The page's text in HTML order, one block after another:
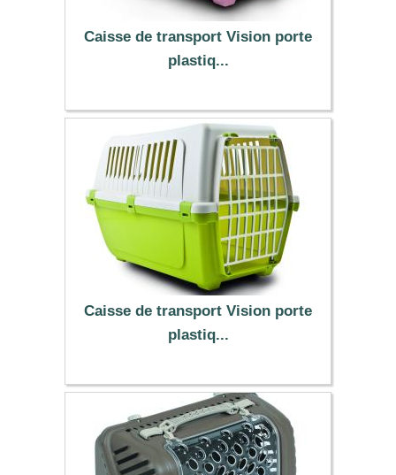
Caisse de transport Vision porte
plastiq...
12.99 €
Caisse de transport Vision porte
plastiq...
15.99 €